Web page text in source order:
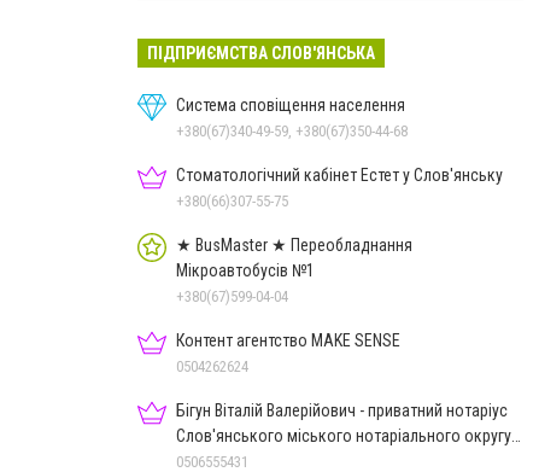
ПІДПРИЄМСТВА СЛОВ'ЯНСЬКА
Система сповіщення населення
+380(67)340-49-59, +380(67)350-44-68
Стоматологічний кабінет Естет у Слов'янську
+380(66)307-55-75
★ BusMaster ★ Переобладнання
Мікроавтобусів №1
+380(67)599-04-04
Контент агентство MAKE SENSE
0504262624
Бігун Віталій Валерійович - приватний нотаріус
Слов'янського міського нотаріального округу
Дон.обл.
0506555431